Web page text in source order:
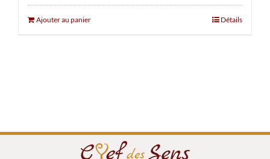
Ajouter au panier Détails